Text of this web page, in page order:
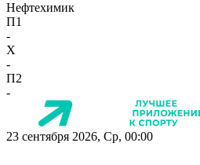
Нефтехимик
П1
-
X
-
П2
-
23 сентября 2026, Ср, 00:00